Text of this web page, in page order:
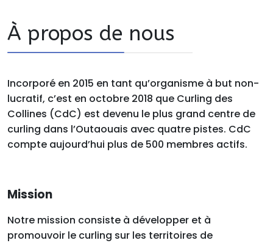
À propos de nous
Incorporé en 2015 en tant qu’organisme à but non-
lucratif, c’est en octobre 2018 que Curling des
Collines (CdC) est devenu le plus grand centre de
curling dans l’Outaouais avec quatre pistes. CdC
compte aujourd’hui plus de 500 membres actifs.
Mission
Notre mission consiste à développer et à
promouvoir le curling sur les territoires de